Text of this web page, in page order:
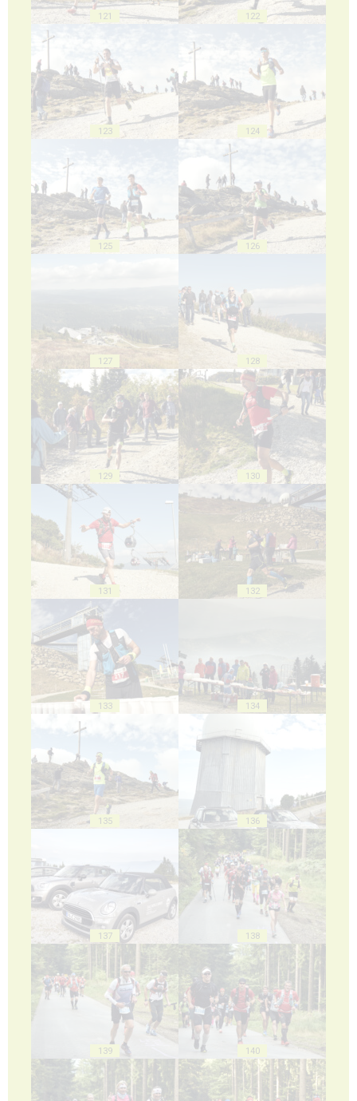
121 122
123 124
125 126
127 128
129 130
131 132
133 134
135 136
137 138
139 140